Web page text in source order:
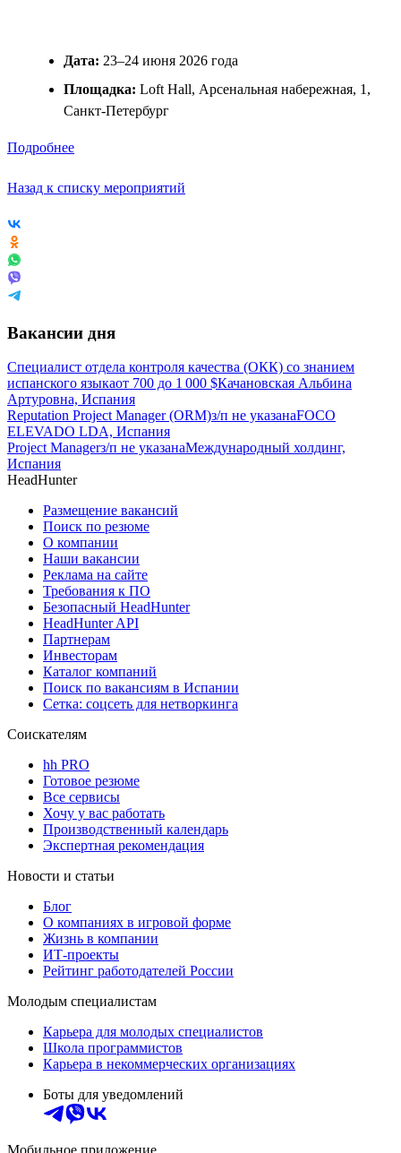
Дата: 23–24 июня 2026 года
Площадка: Loft Hall, Арсенальная набережная, 1,
Санкт-Петербург
Подробнее
Назад к списку мероприятий
Вакансии дня
Специалист отдела контроля качества (ОКК) со знанием
испанского языкаот 700 до 1 000 $Качановская Альбина
Артуровна, Испания
Reputation Project Manager (ORM)з/п не указанаFOCO
ELEVADO LDA, Испания
Project Managerз/п не указанаМеждународный холдинг,
Испания
HeadHunter
Размещение вакансий
Поиск по резюме
О компании
Наши вакансии
Реклама на сайте
Требования к ПО
Безопасный HeadHunter
HeadHunter API
Партнерам
Инвесторам
Каталог компаний
Поиск по вакансиям в Испании
Сетка: соцсеть для нетворкинга
Соискателям
hh PRO
Готовое резюме
Все сервисы
Хочу у вас работать
Производственный календарь
Экспертная рекомендация
Новости и статьи
Блог
О компаниях в игровой форме
Жизнь в компании
ИТ-проекты
Рейтинг работодателей России
Молодым специалистам
Карьера для молодых специалистов
Школа программистов
Карьера в некоммерческих организациях
Боты для уведомлений